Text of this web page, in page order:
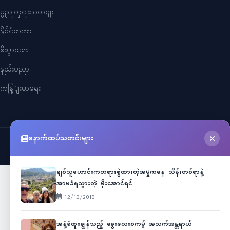
ပွညျတှငျးသတငျး
နိုင်ငံတကာ
စီးပွားရေး
နည်းပညာ
ကနြျးမာရေး
Myanmar Cele News
နောက်ထပ်သတင်းများ
ချစ်သူဟောင်းကတရားစွဲထားတဲ့အမှုကနေ သိန်းတစ်ရာနဲ့
အာမခံရသွားတဲ့ မိုးအောင်ရင်
12/13/2019
အနံ့ခံထူးချွန်သည့် ခွေးလေးစကမ့် အသက်အန္တရာယ်